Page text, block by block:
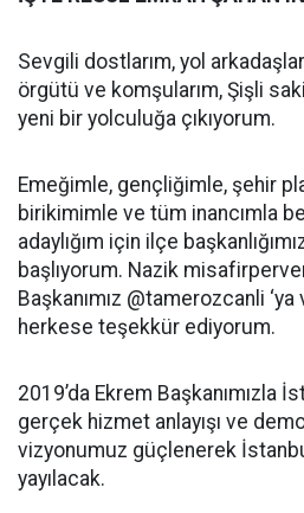
Sevgili dostlarım, yol
örgütü ve komşularım, Şişli
yeni bir yolculuğa çıkıyorum.
Emeğimle, gençliğimle, şehir
birikimimle ve tüm inancımla
adaylığım için ilçe
başlıyorum. Nazik
Başkanımız @tamerozcanli
herkese teşekkür ediyorum.
2019’da Ekrem Başkanımızla
gerçek hizmet anlayışı ve
vizyonumuz güçlenerek
yayılacak.